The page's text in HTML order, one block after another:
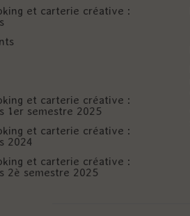
et carterie créative :
et carterie créative :
1er semestre 2025
et carterie créative :
2024
et carterie créative :
2è semestre 2025